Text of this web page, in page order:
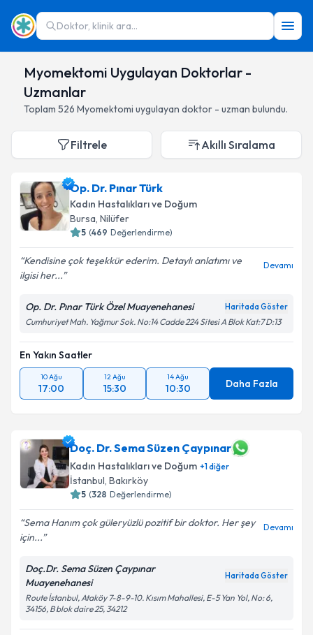
Doktor, klinik ara...
Myomektomi Uygulayan Doktorlar -
Uzmanlar
Toplam 526 Myomektomi uygulayan doktor - uzman bulundu.
Filtrele Akıllı Sıralama
Op. Dr. Pınar Türk
Kadın Hastalıkları ve Doğum
Bursa, Nilüfer
5 (469 Değerlendirme)
Kendisine çok teşekkür ederim. Detaylı anlatımı ve
ilgisi her...
Devamı
Op. Dr. Pınar Türk Özel Muayenehanesi Haritada Göster
Cumhuriyet Mah. Yağmur Sok. No:14 Cadde 224 Sitesi A Blok Kat:7 D:13
En Yakın Saatler
10 Ağu
17:00
12 Ağu
15:30
14 Ağu
10:30 Daha Fazla
Doç. Dr. Sema Süzen Çaypınar
Kadın Hastalıkları ve Doğum +1diğer
İstanbul, Bakırköy
5 (328 Değerlendirme)
Sema Hanım çok güleryüzlü pozitif bir doktor. Her şey
için...
Devamı
Doç.Dr. Sema Süzen Çaypınar
Muayenehanesi
Haritada Göster
Route İstanbul, Ataköy 7-8-9-10. Kısım Mahallesi, E-5 Yan Yol, No: 6,
34156, B blok daire 25, 34212